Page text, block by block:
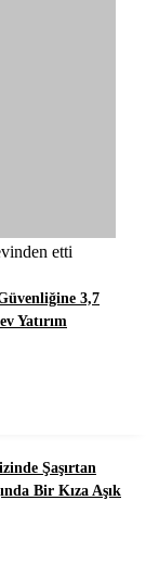
etti
3,7
Yatırım
Şaşırtan
Bir Kıza Aşık